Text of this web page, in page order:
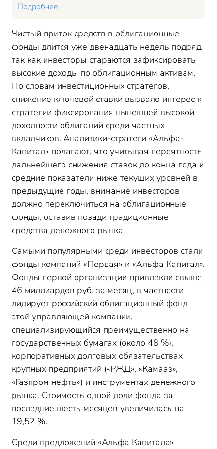
Подробнее
Чистый приток средств в облигационные
фонды длится уже двенадцать недель подряд,
так как инвесторы стараются зафиксировать
высокие доходы по облигационным активам.
По словам инвестиционных стратегов,
снижение ключевой ставки вызвало интерес к
стратегии фиксирования нынешней высокой
доходности облигаций среди частных
вкладчиков. Аналитики-стратеги «Альфа-
Капитал» полагают, что учитывая вероятность
дальнейшего снижения ставок до конца года и
средние показатели ниже текущих уровней в
предыдущие годы, внимание инвесторов
должно переключиться на облигационные
фонды, оставив позади традиционные
средства денежного рынка.
Самыми популярными среди инвесторов стали
фонды компаний «Первая» и «Альфа Капитал».
Фонды первой организации привлекли свыше
46 миллиардов руб. за месяц, в частности
лидирует российский облигационный фонд
этой управляющей компании,
специализирующийся преимущественно на
государственных бумагах (около 48 %),
корпоративных долговых обязательствах
крупных предприятий («РЖД», «Камааз»,
«Газпром нефть») и инструментах денежного
рынка. Стоимость одной доли фонда за
последние шесть месяцев увеличилась на
19,52 %.
Среди предложений «Альфа Капитала»